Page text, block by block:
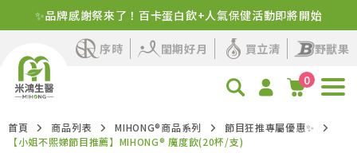
新客首購！明星商品+1元多1件
序時 閨期好月 買立清
野獸果
0
首頁 商品列表 MIHONG®商品系列
節目狂推專屬優惠✨
【小姐不熙娣節目推薦】MIHONG® 魔度飲(20杯/支)